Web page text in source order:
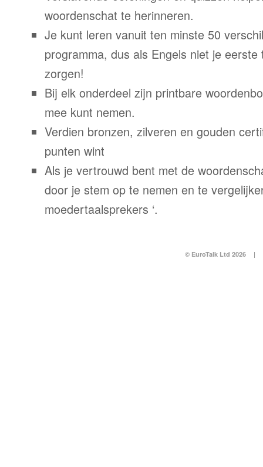
woordenschat te herinneren.
Je kunt leren vanuit ten minste 50
programma, dus als Engels niet je
zorgen!
Bij elk onderdeel zijn printbare
mee kunt nemen.
Verdien bronzen, zilveren en gouden
punten wint
Als je vertrouwd bent met de
door je stem op te nemen en te
moedertaalsprekers ‘.
© EuroTalk Ltd 2026 |